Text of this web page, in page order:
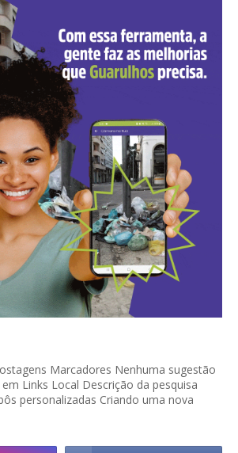
Marcadores Nenhuma sugestão
Links Local Descrição da pesquisa
personalizadas Criando uma nova